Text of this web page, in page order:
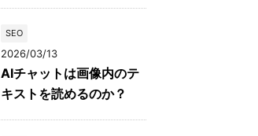
SEO
2026/03/13
AIチャットは画像内のテ
キストを読めるのか？